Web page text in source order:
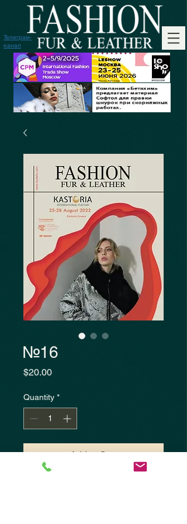
Телеграм-
канал
№16
$20.00Price
Quantity *
Add to Cart